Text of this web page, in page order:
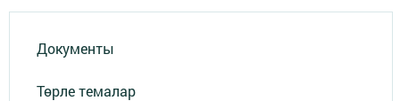
Документы
Төрле темалар